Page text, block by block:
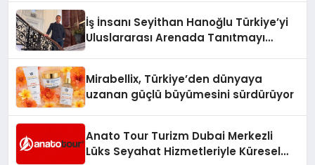
İş İnsanı Seyithan Hanoğlu Türkiye’yi
Uluslararası Arenada Tanıtmayı
Mirabellix, Türkiye’den dünyaya
uzanan güçlü büyümesini sürdürüyor
Anato Tour Turizm Dubai Merkezli
Lüks Seyahat Hizmetleriyle Küresel